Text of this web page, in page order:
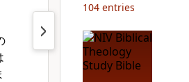
104 entries